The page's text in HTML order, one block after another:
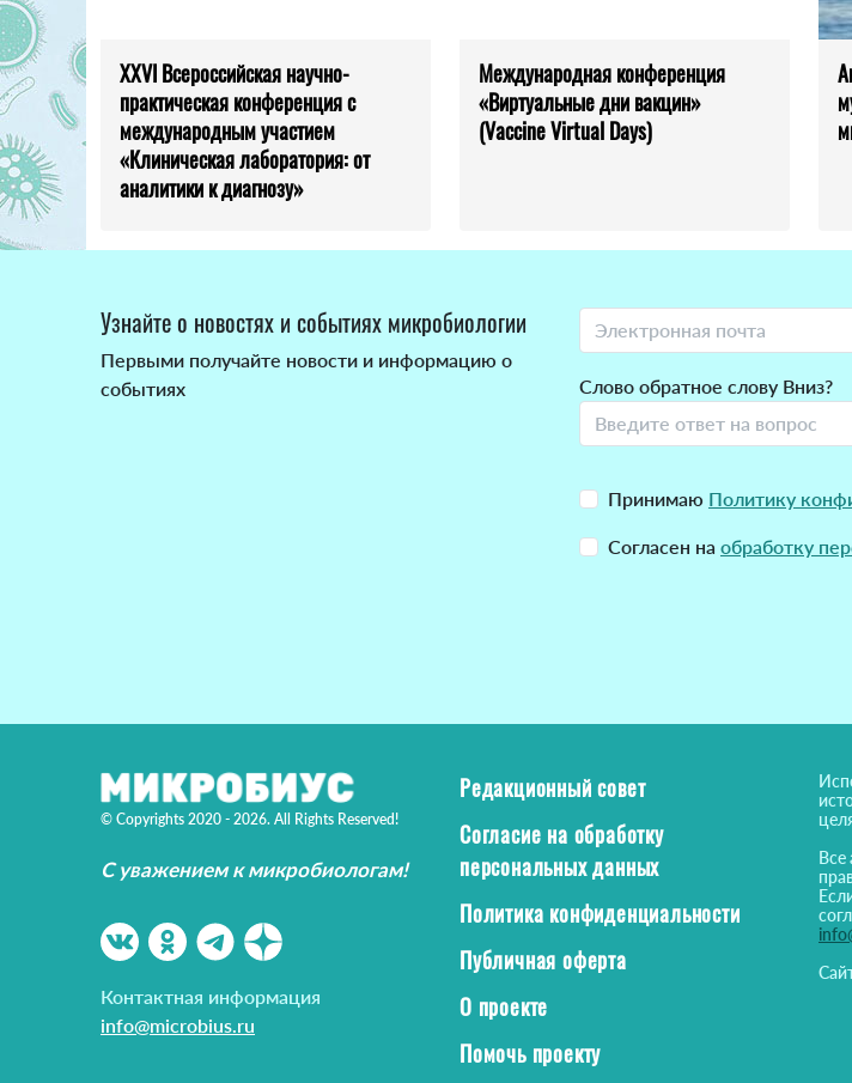
XXVI Всероссийская научно-
практическая конференция с
международным участием
«Клиническая лаборатория: от
аналитики к диагнозу»
Международная конференция
«Виртуальные дни вакцин»
(Vaccine Virtual Days)
Узнайте о новостях и событиях микробиологии
Первыми получайте новости и информацию о
событиях
Слово обратное слову Вниз?
Принимаю Политику
Согласен на обработку
© Copyrights 2020 - 2026. All Rights Reserved!
С уважением к микробиологам!
Контактная информация
info@microbius.ru
Редакционный совет
Согласие на обработку
персональных данных
Политика конфиденциальности
Публичная оферта
О проекте
Помочь проекту
Все